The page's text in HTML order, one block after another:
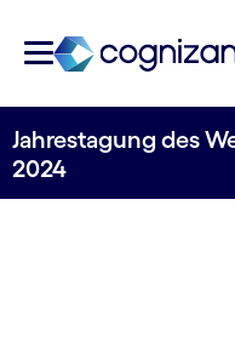
Jahrestagung des
2024